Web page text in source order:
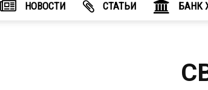
НОВОСТИ CТАТЬИ БАНК